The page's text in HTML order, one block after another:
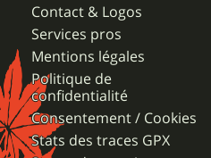
Contact & Logos
Services pros
Mentions légales
Politique de
confidentialité
Consentement / Cookies
Stats des traces GPX